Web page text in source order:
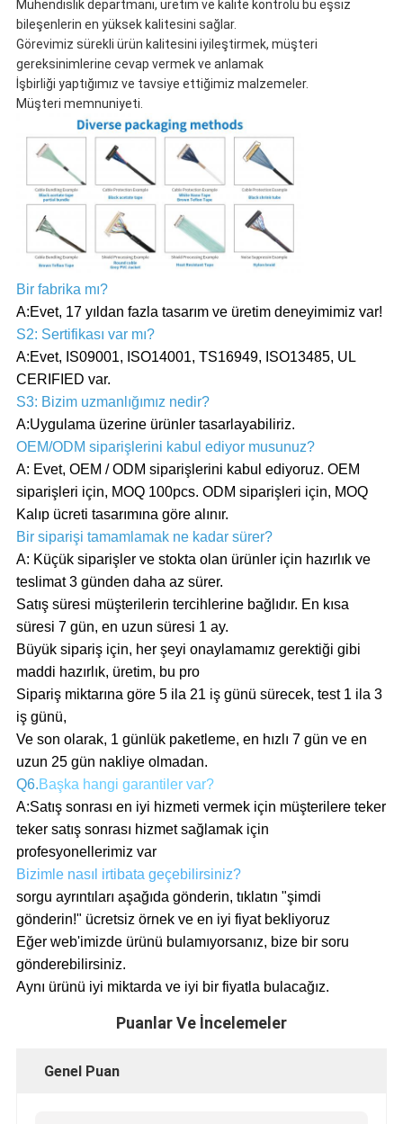
Mühendislik departmanı, üretim ve kalite kontrolü bu eşsiz
bileşenlerin en yüksek kalitesini sağlar.
Görevimiz sürekli ürün kalitesini iyileştirmek, müşteri
gereksinimlerine cevap vermek ve anlamak
İşbirliği yaptığımız ve tavsiye ettiğimiz malzemeler.
Müşteri memnuniyeti.
Bir fabrika mı?
A:Evet, 17 yıldan fazla tasarım ve üretim deneyimimiz var!
S2: Sertifikası var mı?
A:Evet, IS09001, ISO14001, TS16949, ISO13485, UL
CERIFIED var.
S3: Bizim uzmanlığımız nedir?
A:Uygulama üzerine ürünler tasarlayabiliriz.
OEM/ODM siparişlerini kabul ediyor musunuz?
A: Evet, OEM / ODM siparişlerini kabul ediyoruz. OEM
siparişleri için, MOQ 100pcs. ODM siparişleri için, MOQ
Kalıp ücreti tasarımına göre alınır.
Bir siparişi tamamlamak ne kadar sürer?
A: Küçük siparişler ve stokta olan ürünler için hazırlık ve
teslimat 3 günden daha az sürer.
Satış süresi müşterilerin tercihlerine bağlıdır. En kısa
süresi 7 gün, en uzun süresi 1 ay.
Büyük sipariş için, her şeyi onaylamamız gerektiği gibi
maddi hazırlık, üretim, bu pro
Sipariş miktarına göre 5 ila 21 iş günü sürecek, test 1 ila 3
iş günü,
Ve son olarak, 1 günlük paketleme, en hızlı 7 gün ve en
uzun 25 gün nakliye olmadan.
Q6.Başka hangi garantiler var?
A:Satış sonrası en iyi hizmeti vermek için müşterilere teker
teker satış sonrası hizmet sağlamak için
profesyonellerimiz var
Bizimle nasıl irtibata geçebilirsiniz?
sorgu ayrıntıları aşağıda gönderin, tıklatın "şimdi
gönderin!" ücretsiz örnek ve en iyi fiyat bekliyoruz
Eğer web'imizde ürünü bulamıyorsanız, bize bir soru
gönderebilirsiniz.
Aynı ürünü iyi miktarda ve iyi bir fiyatla bulacağız.
Puanlar Ve İncelemeler
Genel Puan